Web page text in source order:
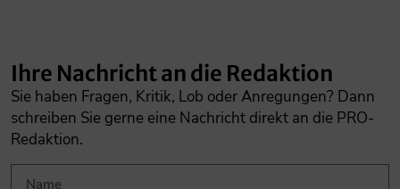
Ihre Nachricht an die Redaktion
Sie haben Fragen, Kritik, Lob oder Anregungen? Dann
schreiben Sie gerne eine Nachricht direkt an die PRO-
Redaktion.